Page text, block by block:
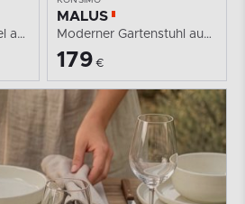
Moderner Gartensessel aus Polypropylen anthrazit
MALUS
Moderner Gartenstuhl aus Polypropylen anthrazit
179 €